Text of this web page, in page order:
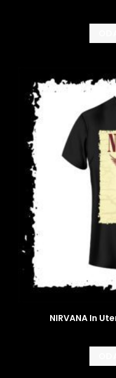
NIRVANA In